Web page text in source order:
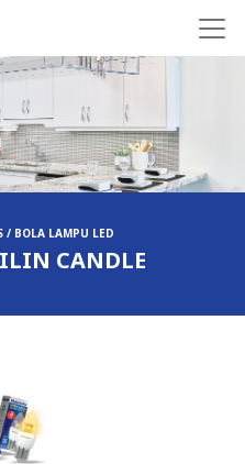
/ BOLA LAMPU LED
CANDLE